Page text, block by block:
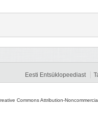
Eesti Entsüklopeediast
Commons Attribution-